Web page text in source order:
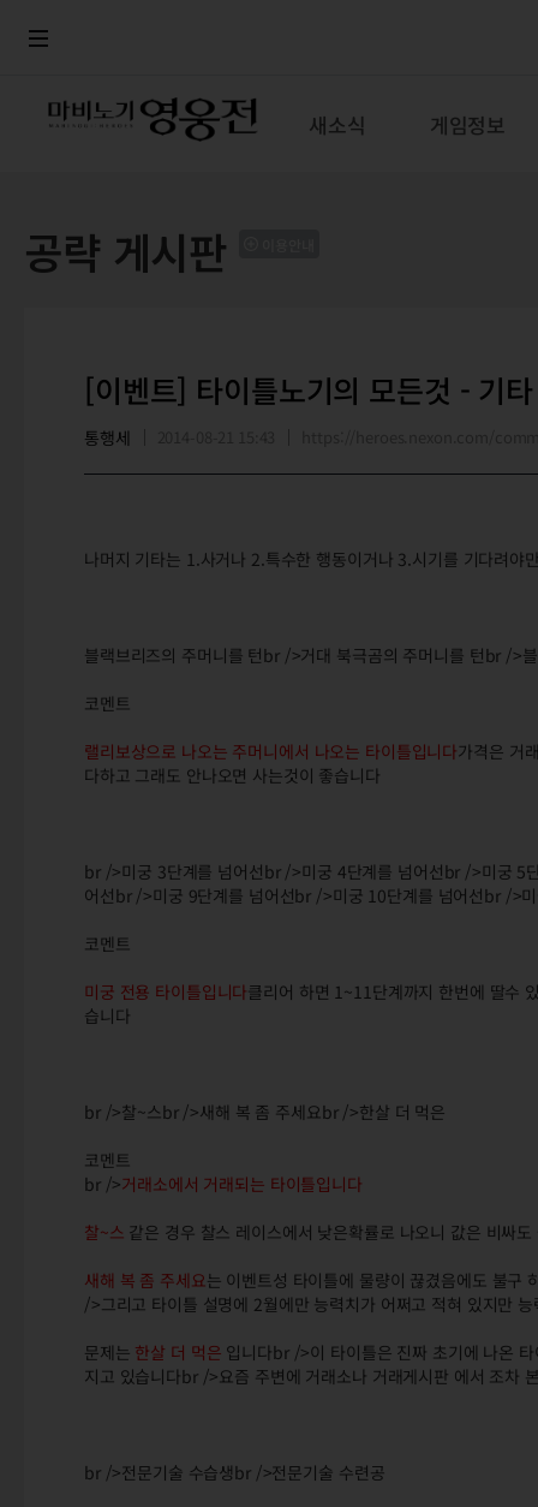
새소식 게임정보
공략 게시판
[이벤트] 타이틀노기의 모든것 - 기타
통행세
나머지 기타는 1.사거나 2.특수한 행동이거나 3.시기를 기다려야
블랙브리즈의 주머니를 턴br />거대 북극곰의 주머니를 턴br />
코멘트
랠리보상으로 나오는 주머니에서 나오는 타이틀입니다가격은 거
다하고 그래도 안나오면 사는것이 좋습니다
br />미궁 3단계를 넘어선br />미궁 4단계를 넘어선br />미궁
어선br />미궁 9단계를 넘어선br />미궁 10단계를 넘어선br />
코멘트
미궁 전용 타이틀입니다클리어 하면 1~11단계까지 한번에 딸수
습니다
br />찰~스br />새해 복 좀 주세요br />한살 더 먹은
코멘트
br />거래소에서 거래되는 타이틀입니다
찰~스 같은 경우 찰스 레이스에서 낮은확률로 나오니 값은 비싸
새해 복 좀 주세요는 이벤트성 타이틀에 물량이 끊겼음에도 불
/>그리고 타이틀 설명에 2월에만 능력치가 어쩌고 적혀 있지만
문제는 한살 더 먹은 입니다br />이 타이틀은 진짜 초기에 나온
지고 있습니다br />요즘 주변에 거래소나 거래게시판 에서 조차
br />전문기술 수습생br />전문기술 수련공